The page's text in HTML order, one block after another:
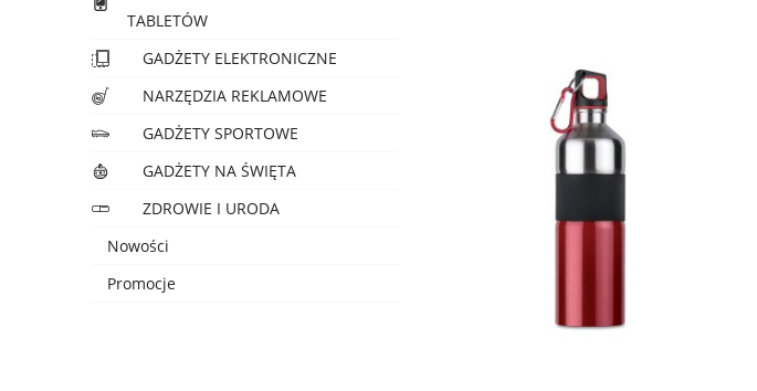
TABLETÓW
GADŻETY ELEKTRONICZNE
NARZĘDZIA REKLAMOWE
GADŻETY SPORTOWE
GADŻETY NA ŚWIĘTA
ZDROWIE I URODA
Nowości
Promocje